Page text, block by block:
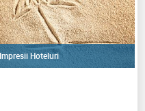
Impresii Hoteluri